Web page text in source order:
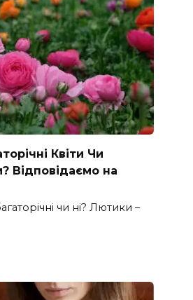
Квіти Чи
Відповідаємо на
чи ні? Лютики –